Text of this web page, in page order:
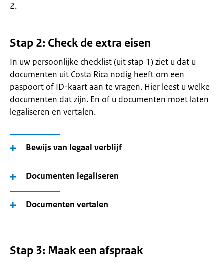
2.
Stap 2: Check de extra eisen
In uw persoonlijke checklist (uit stap 1) ziet u dat u
documenten uit Costa Rica nodig heeft om een
paspoort of ID-kaart aan te vragen. Hier leest u welke
documenten dat zijn. En of u documenten moet laten
legaliseren en vertalen.
Bewijs van legaal verblijf
Documenten legaliseren
Documenten vertalen
Stap 3: Maak een afspraak